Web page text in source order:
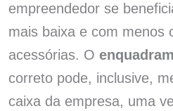
empreendedor se
mais baixa e com menos
acessórias. O
correto pode, inclusive,
caixa da empresa, uma